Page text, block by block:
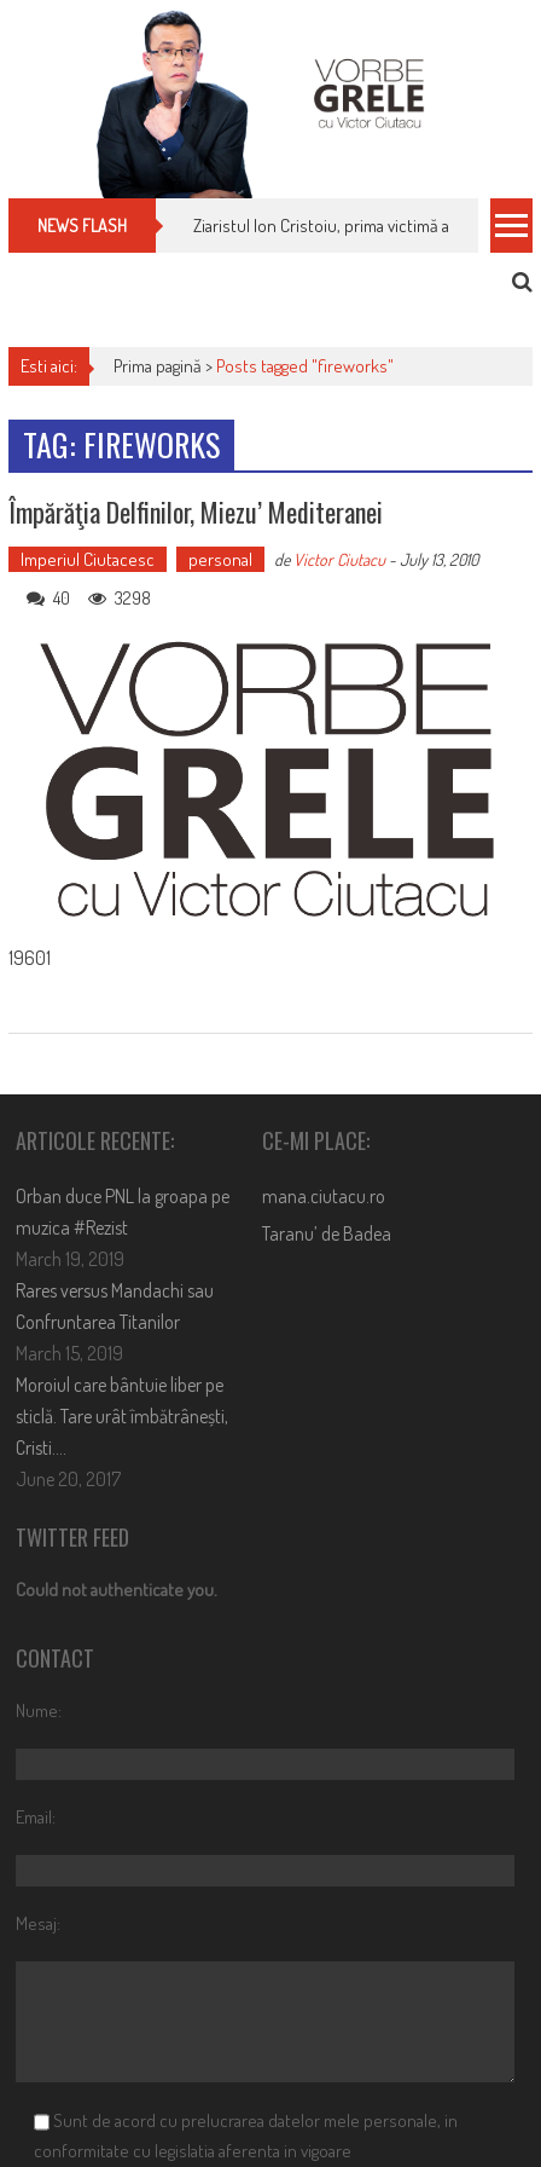
NEWS FLASH Ziaristul Ion Cristoiu, prima victimă a noi
Esti aici: Prima pagină > Posts tagged "fireworks"
TAG: FIREWORKS
Împărăţia Delfinilor, Miezu’ Mediteranei
Imperiul Ciutacesc personal de Victor Ciutacu-July 13, 2010
40 3298
19601
ARTICOLE RECENTE:
Orban duce PNL la groapa pe
muzica #Rezist
March 19, 2019
Rares versus Mandachi sau
Confruntarea Titanilor
March 15, 2019
Moroiul care bântuie liber pe
sticlă. Tare urât îmbătrânești,
Cristi….
June 20, 2017
CE-MI PLACE:
mana.ciutacu.ro
Taranu’ de Badea
TWITTER FEED
Could not authenticate you.
CONTACT
Nume:
Email:
Mesaj:
Sunt de acord cu prelucrarea datelor mele personale, in
conformitate cu legislatia aferenta in vigoare